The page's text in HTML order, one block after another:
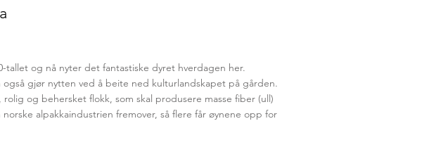
tallet og nå nyter det fantastiske dyret hverdagen her.​
gjør nytten ved å beite ned kulturlandskapet på gården.
og behersket flokk, som skal produsere masse fiber (ull)
alpakkaindustrien fremover, så flere får øynene opp for